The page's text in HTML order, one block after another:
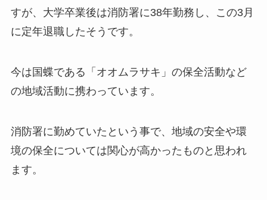
すが、大学卒業後は消防署に38年勤務し、この3月
に定年退職したそうです。
今は国蝶である「オオムラサキ」の保全活動など
の地域活動に携わっています。
消防署に勤めていたという事で、地域の安全や環
境の保全については関心が高かったものと思われ
ます。